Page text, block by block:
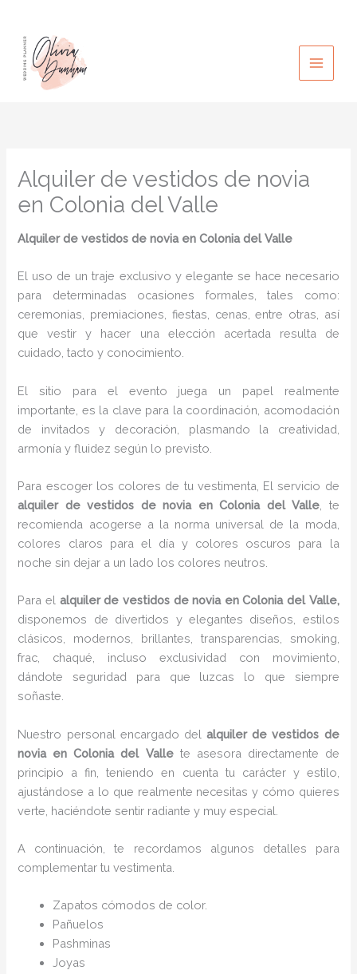
contenido
Alquiler de vestidos de novia
en Colonia del Valle
Alquiler de vestidos de novia en Colonia del Valle
El uso de un traje exclusivo y elegante se hace necesario
para determinadas ocasiones formales, tales como:
ceremonias, premiaciones, fiestas, cenas, entre otras, así
que vestir y hacer una elección acertada resulta de
cuidado, tacto y conocimiento.
El sitio para el evento juega un papel realmente
importante, es la clave para la coordinación, acomodación
de invitados y decoración, plasmando la creatividad,
armonía y fluidez según lo previsto.
Para escoger los colores de tu vestimenta, El servicio de
alquiler de vestidos de novia en Colonia del Valle , te
recomienda acogerse a la norma universal de la moda,
colores claros para el día y colores oscuros para la
noche sin dejar a un lado los colores neutros.
Para el alquiler de vestidos de novia en Colonia del Valle,
disponemos de divertidos y elegantes diseños, estilos
clásicos, modernos, brillantes, transparencias, smoking,
frac, chaqué, incluso exclusividad con movimiento,
dándote seguridad para que luzcas lo que siempre
soñaste.
Nuestro personal encargado delalquiler de vestidos de
novia en Colonia del Vallete asesora directamente de
principio a fin, teniendo en cuenta tu carácter y estilo,
ajustándose a lo que realmente necesitas y cómo quieres
verte, haciéndote sentir radiante y muy especial.
A continuación, te recordamos algunos detalles para
complementar tu vestimenta.
Zapatos cómodos de color.
Pañuelos
Pashminas
Joyas